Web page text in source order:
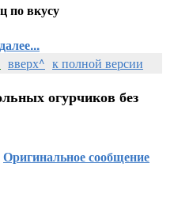
по вкусу
вверх^ к полной версии
огурчиков без
Оригинальное сообщение